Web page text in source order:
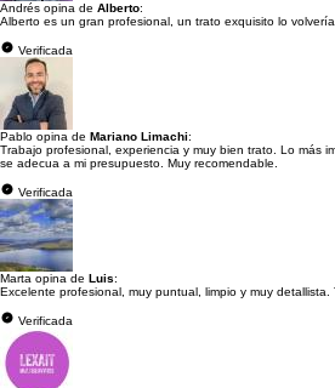
Andrés opina de Alberto:
Alberto es un gran profesional, un trato exquisito lo
Verificada
Pablo opina de Mariano Limachi:
Trabajo profesional, experiencia y muy bien trato. Lo más
se adecua a mi presupuesto. Muy recomendable.
Verificada
Marta opina de Luis:
Excelente profesional, muy puntual, limpio y muy detallista.
Verificada